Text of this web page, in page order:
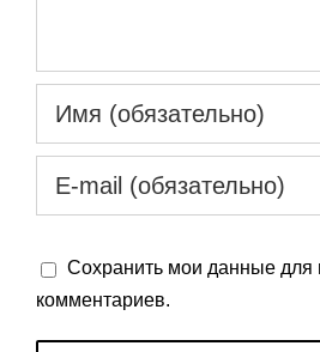
Сохранить мои данные
комментариев.